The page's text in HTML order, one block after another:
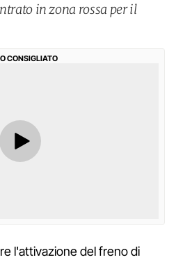
in zona rossa per il
CONSIGLIATO
l'attivazione del freno di